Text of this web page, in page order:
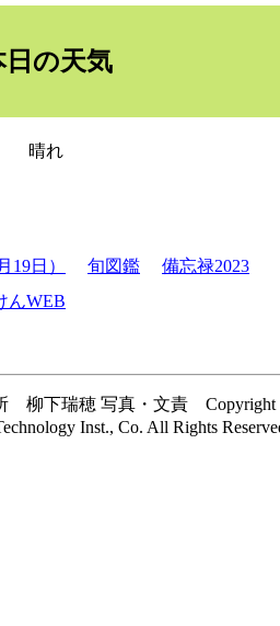
日の天気
晴れ
19日）
旬図鑑
備忘禄2023
んWEB